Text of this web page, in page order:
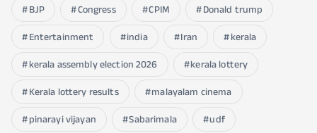
BJP Congress CPIM
Donald trump
Entertainment
india Iran
kerala
kerala assembly election 2026
kerala lottery
Kerala lottery results
malayalam cinema
pinarayi vijayan
Sabarimala udf